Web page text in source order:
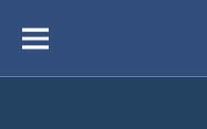
вмістуMenu